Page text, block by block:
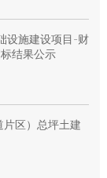
设施建设项目-财
结果公示
区）总坪土建